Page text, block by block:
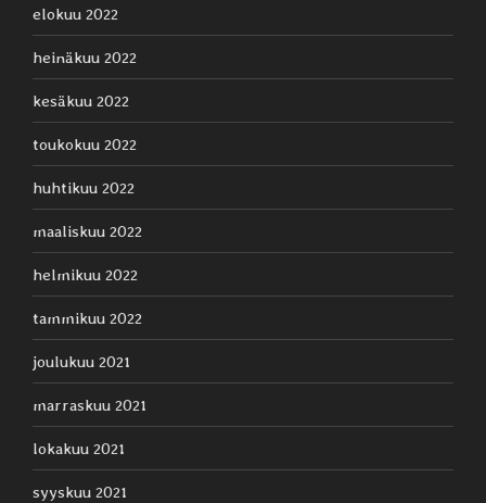
elokuu 2022
heinäkuu 2022
kesäkuu 2022
toukokuu 2022
huhtikuu 2022
maaliskuu 2022
helmikuu 2022
tammikuu 2022
joulukuu 2021
marraskuu 2021
lokakuu 2021
syyskuu 2021